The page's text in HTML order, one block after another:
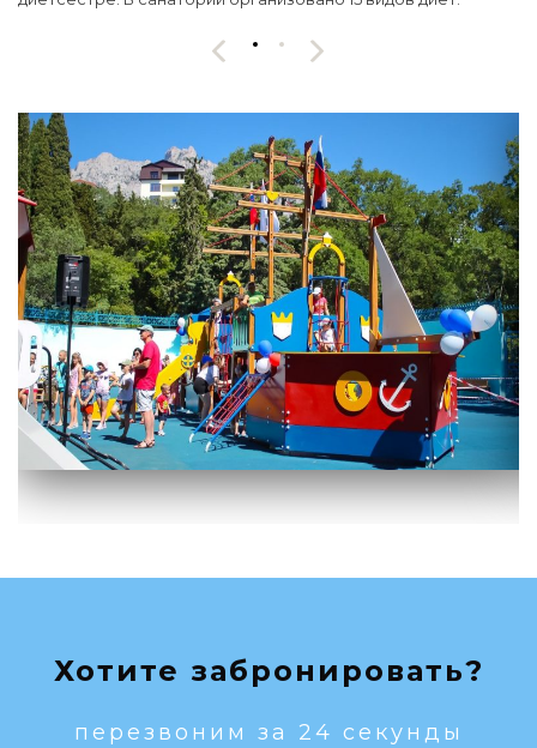
Хотите забронировать?
перезвоним за 24 секунды